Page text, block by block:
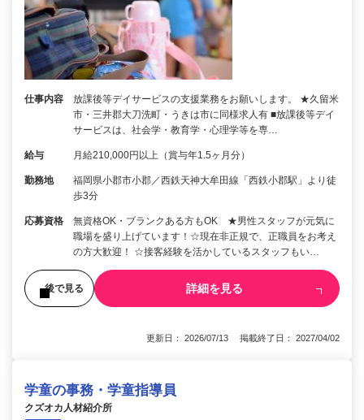
仕事内容
放課後等デイサービスの支援業務をお願いします。 ★久留米
市・三井郡大刀洗町・うきは市に同様求人有 ■放課後等デイ
サービスは、社会学・教育学・心理学等を専…
給与 月給210,000円以上（賞与年1.5ヶ月分）
勤務地
福岡県小郡市小郡／西鉄天神大牟田線「西鉄小郡駅」より徒
歩3分
応募資格
無資格OK・ブランクある方もOK ★男性スタッフが元気に
職場を盛り上げています！☆現在非正規で、正職員をお考え
の方大歓迎！ ☆接客経験を活かしているスタッフもい…
後で見る 詳細を見る
更新日： 2026/07/13 掲載終了日： 2027/04/02
学童の事務・学童指導員
クズオカ人材紹介所